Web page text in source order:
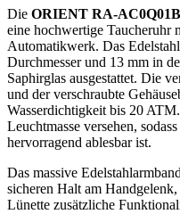
Die ORIENT RA-
eine hochwertige Taucheruhr
Automatikwerk. Das
Durchmesser und 13 mm in
Saphirglas ausgestattet. Die
und der verschraubte
Wasserdichtigkeit bis 20
Leuchtmasse versehen,
hervorragend ablesbar ist.
Das massive
sicheren Halt am
Lünette zusätzliche